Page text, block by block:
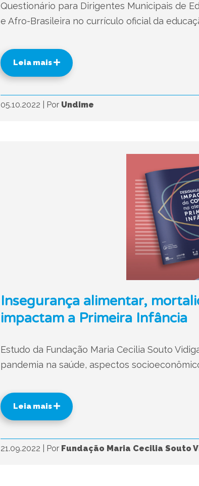
Questionário para Dirigentes Municipais de
e Afro-Brasileira no currículo oficial da
Leia mais
05.10.2022 Por Undime
Insegurança alimentar,
impactam a Primeira Infância
Estudo da Fundação Maria Cecilia Souto
pandemia na saúde, aspectos
Leia mais
21.09.2022 Por Fundação Maria Cecilia Souto